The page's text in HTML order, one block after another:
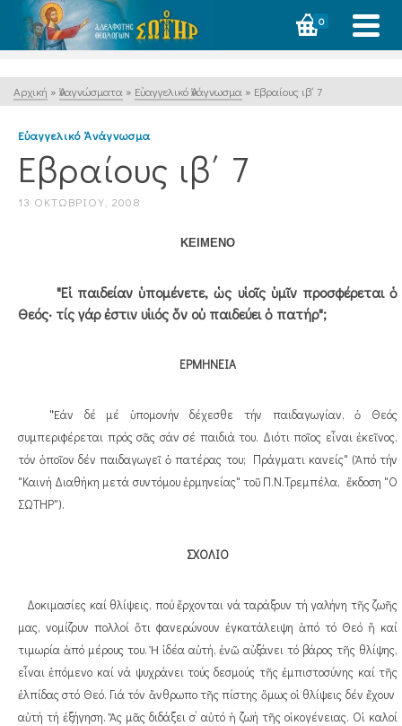
0
Αρχική » Ἀναγνώσματα » Εὐαγγελικό Ἀνάγνωσμα » Εβραίους ιβ΄ 7
Εὐαγγελικό Ἀνάγνωσμα
Εβραίους ιβ΄ 7
13 ΟΚΤΩΒΡΊΟΥ, 2008
ΚΕΙΜΕΝΟ
"Εἰ παιδείαν ὑπομένετε, ὡς υἱοῖς ὑμῖν προσφέρεται ὁ
Θεός· τίς γάρ ἐστιν υἱιός ὅν οὐ παιδεύει ὁ πατήρ";
ΕΡΜΗΝΕΙΑ
"Ἐάν δέ μέ ὑπομονήν δέχεσθε τήν παιδαγωγίαν, ὁ Θεός
συμπεριφέρεται πρός σᾶς σάν σέ παιδιά του. Διότι ποῖος εἶναι ἐκεῖνος,
τόν ὁποῖον δέν παιδαγωγεῖ ὁ πατέρας του; Πράγματι κανείς" (Ἀπό τήν
"Καινή Διαθήκη μετά συντόμου ἑρμηνείας" τοῦ Π.Ν.Τρεμπέλα, ἔκδοση "Ο
ΣΩΤΗΡ").
ΣΧΟΛΙΟ
Δοκιμασίες καί θλίψεις, πού ἔρχονται νά ταράξουν τή γαλήνη τῆς ζωῆς
μας, νομίζουν πολλοί ὅτι φανερώνουν ἐγκατάλειψη ἀπό τό Θεό ἤ καί
τιμωρία ἀπό μέρους του. Ἡ ἰδέα αὐτή, ἐνῶ αὐξάνει τό βάρος τῆς θλίψης,
εἶναι ἑπόμενο καί νά ψυχράνει τούς δεσμούς τῆς ἐμπιστοσύνης καί τῆς
ἐλπίδας στό Θεό. Γιά τόν ἄνθρωπο τῆς πίστης ὅμως οἱ θλίψεις δέν ἔχουν
αὐτή τή ἐξήγηση. Ἄς μᾶς διδάξει σ’ αὐτό ἡ ζωή τῆς οἰκογένειας. Οἱ καλοί